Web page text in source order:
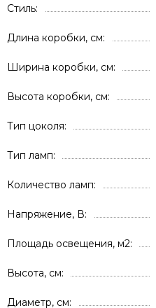
Стиль
Длина коробки, см
Ширина коробки, см
Высота коробки, см
Тип цоколя
Тип ламп
Количество ламп
Напряжение, В
Площадь освещения, м2
Высота, см
Диаметр, см